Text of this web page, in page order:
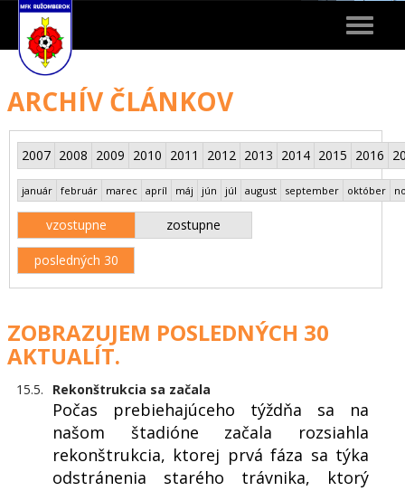
Toggle
ARCHÍV ČLÁNKOV
2007 2008 2009 2010 2011 2012 2013 2014 2015 2016
január február marec apríl máj jún júl august september október
vzostupne zostupne
posledných 30
ZOBRAZUJEM POSLEDNÝCH 30
AKTUALÍT.
15.5. Rekonštrukcia sa začala
Počas prebiehajúceho týždňa sa na
našom štadióne začala rozsiahla
rekonštrukcia, ktorej prvá fáza sa týka
odstránenia starého trávnika, ktorý